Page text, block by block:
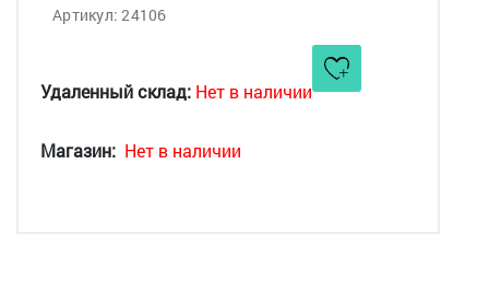
Артикул: 24106
Удаленный склад: Нет в наличии
Магазин: Нет в наличии